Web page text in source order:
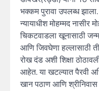
भक्कम पुरावा उपलब्ध
न्यायाधीश मोहम्मद नासीर
चिकटवाडला खूनासाठी
आणि जिवघेणा हल्लासाठी
रोख दंड अशी शिक्षा
आहेत. या खटल्यात पैरवी
खान पठाण आणि